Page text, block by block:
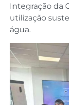
Integração da
utilização
água.